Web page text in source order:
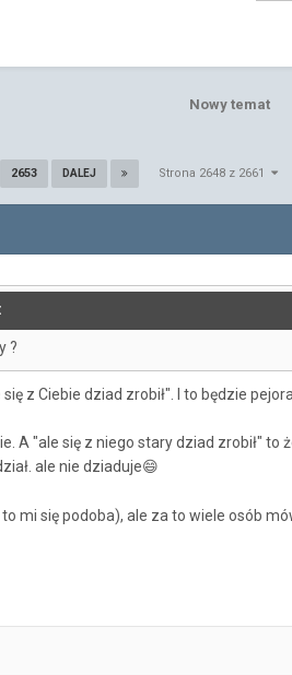
Nowy temat
2653 DALEJ Strona 2648 z 2661
?
z Ciebie dziad zrobił". I to będzie
A "ale się z niego stary dziad zrobił" to
ale nie dziaduje😄
mi się podoba), ale za to wiele osób